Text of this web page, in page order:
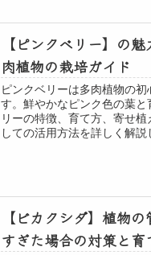
【ピンクベリー】の
肉植物の栽培ガイド
ピンクベリーは多肉植物の
す。鮮やかなピンク色の葉
リーの特徴、育て方、寄せ
しての活用方法を詳しく解説
【ビカクシダ】植物
すぎた場合の対策と育